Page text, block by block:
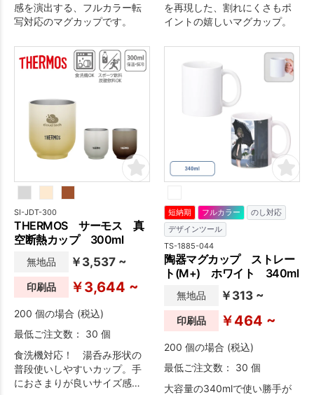
感を演出する、フルカラー転
写対応のマグカップです。
を再現した、割れにくさもポ
イントの嬉しいマグカップ。
SI-JDT-300
THERMOS サーモス 真
空断熱カップ 300ml
無地品 ￥3,537 ~
印刷品 ￥3,644 ~
200 個の場合 (税込)
最低ご注文数： 30 個
食洗機対応！ 湯呑み形状の
普段使いしやすいカップ。手
におさまりが良いサイズ感
短納期 フルカラー
のし対応
デザインツール
TS-1885-044
陶器マグカップ ストレー
ト(M+) ホワイト 340ml
無地品 ￥313 ~
印刷品 ￥464 ~
200 個の場合 (税込)
最低ご注文数： 30 個
大容量の340mlで使い勝手が